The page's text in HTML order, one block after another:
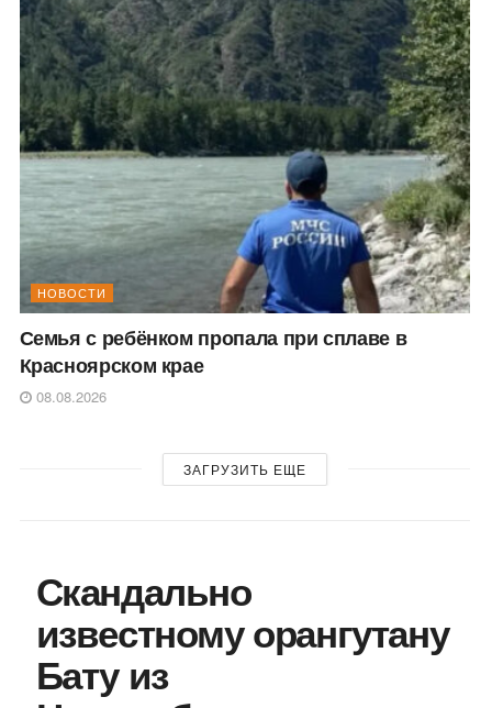
НОВОСТИ
Семья с ребёнком пропала при сплаве в
Красноярском крае
08.08.2026
ЗАГРУЗИТЬ ЕЩЕ
Скандально
известному орангутану
Бату из